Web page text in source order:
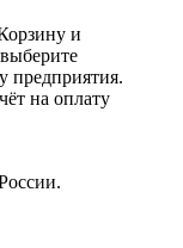
и
предприятия.
на оплату